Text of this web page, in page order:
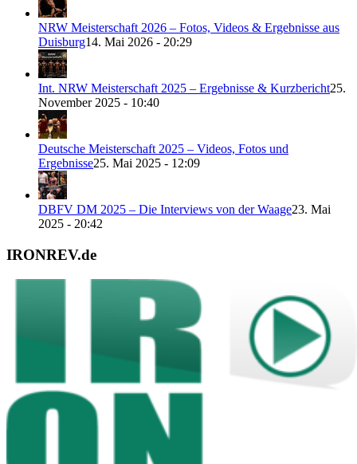
NRW Meisterschaft 2026 – Fotos, Videos & Ergebnisse aus
Duisburg14. Mai 2026 - 20:29
Int. NRW Meisterschaft 2025 – Ergebnisse & Kurzbericht25.
November 2025 - 10:40
Deutsche Meisterschaft 2025 – Videos, Fotos und
Ergebnisse25. Mai 2025 - 12:09
DBFV DM 2025 – Die Interviews von der Waage23. Mai
2025 - 20:42
IRONREV.de